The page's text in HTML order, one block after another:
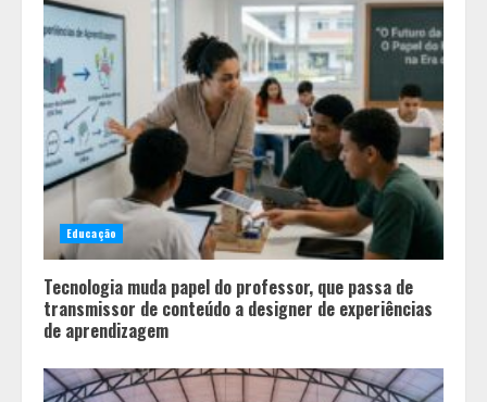
3
Grandes marcas, preços baixos e
uma causa que transforma vidas
Tecnologia que “lê” o solo
transforma manejo agrícola e
comprova ganhos de produtividade
Educação
Tecnologia muda papel do professor, que passa de
transmissor de conteúdo a designer de experiências
de aprendizagem